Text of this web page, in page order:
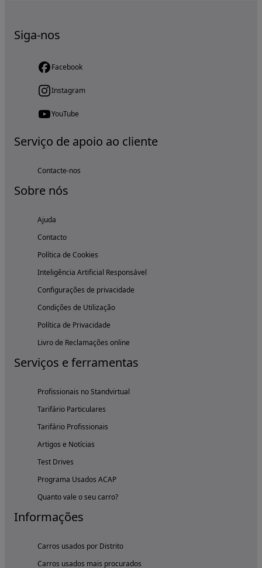
Siga-nos
Facebook
Instagram
YouTube
Serviço de apoio ao cliente
Contacte-nos
Sobre nós
Ajuda
Contacto
Política de Cookies
Inteligência Artificial Responsável
Configurações de privacidade
Condições de Utilização
Política de Privacidade
Livro de Reclamações online
Serviços e ferramentas
Profissionais no Standvirtual
Tarifário Particulares
Tarifário Profissionais
Artigos e Notícias
Test Drives
Programa Usados ACAP
Quanto vale o seu carro?
Informações
Carros usados por Distrito
Carros usados mais procurados